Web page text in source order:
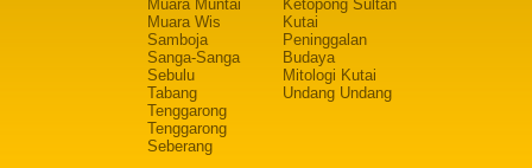
Muara Muntai
Muara Wis
Samboja
Sanga-Sanga
Sebulu
Tabang
Tenggarong
Tenggarong
Seberang
Ketopong Sultan
Kutai
Peninggalan
Budaya
Mitologi Kutai
Undang Undang